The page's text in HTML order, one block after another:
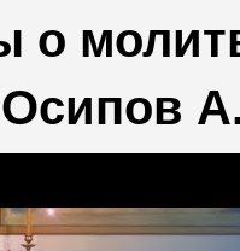
о
Осипов